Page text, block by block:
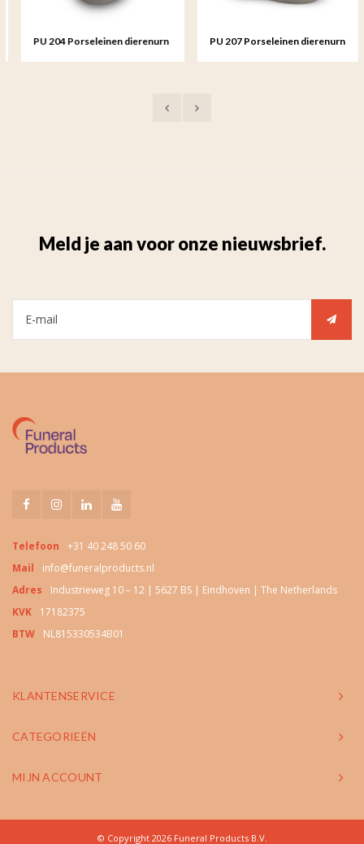
PU 204 Porseleinen dierenurn PU 207 Porseleinen dierenurn
Meld je aan voor onze nieuwsbrief.
Telefoon
+31 40 248 50 60
Mail
info@funeralproducts.nl
Adres
Industrieweg 10 – 12 | 5627 BS | Eindhoven | The Netherlands
KVK
17182375
BTW
NL815330534B01
KLANTENSERVICE
CATEGORIEËN
MIJN ACCOUNT
© Copyright 2026 Funeral Products B.V.